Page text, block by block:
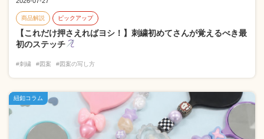
商品解説 ピックアップ
【これだけ押さえればヨシ！】刺繍初めてさんが覚えるべき最
初のステッチ
#刺繍 #図案 #図案の写し方
紐釦コラム